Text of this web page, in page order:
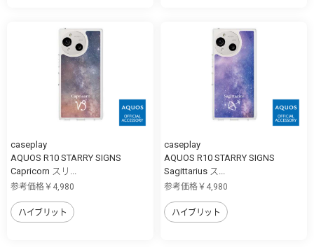
caseplay
AQUOS R10 STARRY SIGNS
Capricorn スリ...
参考価格￥4,980
ハイブリット
caseplay
AQUOS R10 STARRY SIGNS
Sagittarius ス...
参考価格￥4,980
ハイブリット